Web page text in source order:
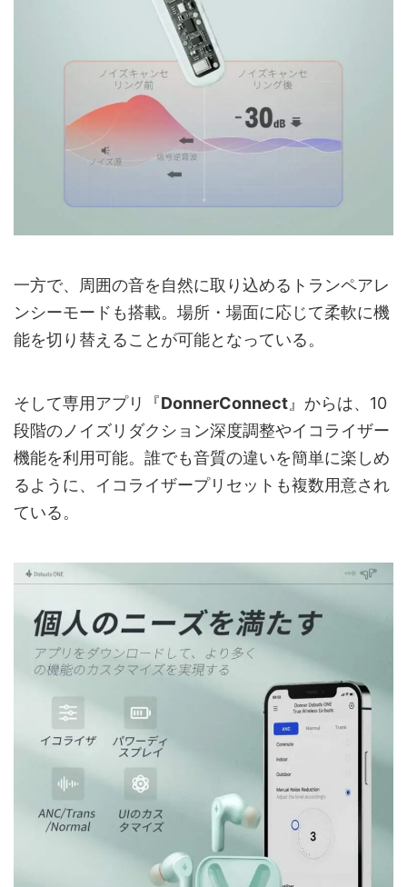
一方で、周囲の音を自然に取り込めるトランペアレ
ンシーモードも搭載。場所・場面に応じて柔軟に機
能を切り替えることが可能となっている。
そして専用アプリ『DonnerConnect 』からは、10
段階のノイズリダクション深度調整やイコライザー
機能を利用可能。誰でも音質の違いを簡単に楽しめ
るように、イコライザープリセットも複数用意され
ている。